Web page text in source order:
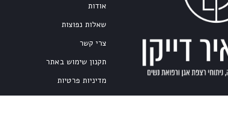
אודות
שאלות נפוצות
צרי קשר
תקנון שימוש באתר
מדיניות פרטיות